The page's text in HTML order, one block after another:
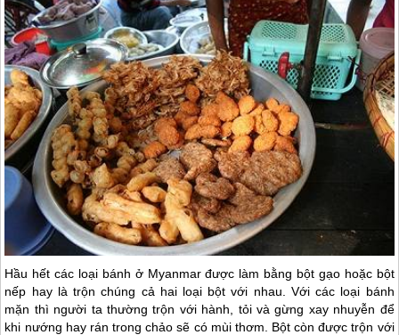
Hầu hết các loại bánh ở Myanmarđược làm bằng bột gạo hoặc bột
nếp hay là trộn chúng cả hai loại bột với nhau. Với các loại bánh
mặn thì người ta thường trộn với hành, tỏi và gừng xay nhuyễn để
khi nướng hay rán trong chảo sẽ có mùi thơm. Bột còn được trộn với